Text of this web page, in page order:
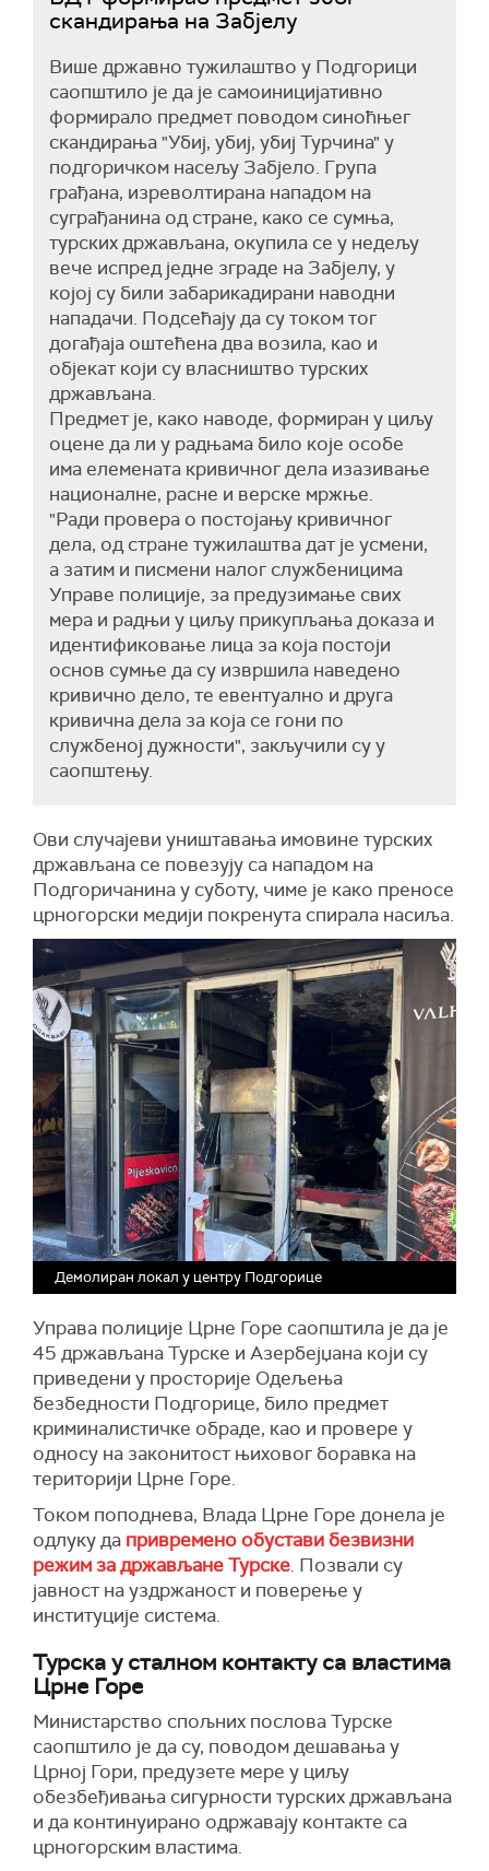
скандирања на Забјелу
Више државно тужилаштво у Подгорици
саопштило је да је самоиницијативно
формирало предмет поводом синоћњег
скандирања "Убиј, убиј, убиј Турчина" у
подгоричком насељу Забјело. Група
грађана, изреволтирана нападом на
суграђанина од стране, како се сумња,
турских држављана, окупила се у недељу
вече испред једне зграде на Забјелу, у
којој су били забарикадирани наводни
нападачи. Подсећају да су током тог
догађаја оштећена два возила, као и
објекат који су власништво турских
држављана.
Предмет је, како наводе, формиран у циљу
оцене да ли у радњама било које особе
има елемената кривичног дела изазивање
националне, расне и верске мржње.
"Ради провера о постојању кривичног
дела, од стране тужилаштва дат је усмени,
а затим и писмени налог службеницима
Управе полиције, за предузимање свих
мера и радњи у циљу прикупљања доказа и
идентификовање лица за која постоји
основ сумње да су извршила наведено
кривично дело, те евентуално и друга
кривична дела за која се гони по
службеној дужности", закључили су у
саопштењу.
Ови случајеви уништавања имовине турских
држављана се повезују са нападом на
Подгоричанина у суботу, чиме је како преносе
црногорски медији покренута спирала насиља.
Демолиран локал у центру Подгорице
Управа полиције Црне Горе саопштила је да је
45 држављана Турске и Азербејџана који су
приведени у просторије Одељења
безбедности Подгорице, било предмет
криминалистичке обраде, као и провере у
односу на законитост њиховог боравка на
територији Црне Горе.
Током поподнева, Влада Црне Горе донела је
одлуку да привремено обустави безвизни
режим за држављане Турске. Позвали су
јавност на уздржаност и поверење у
институције система.
Турскау сталном контакту са властима
Црне Горе
Министарство спољних послова Турске
саопштило је да су, поводом дешавања у
Црној Гори, предузете мере у циљу
обезбеђивања сигурности турских држављана
и да континуирано одржавају контакте са
црногорским властима.